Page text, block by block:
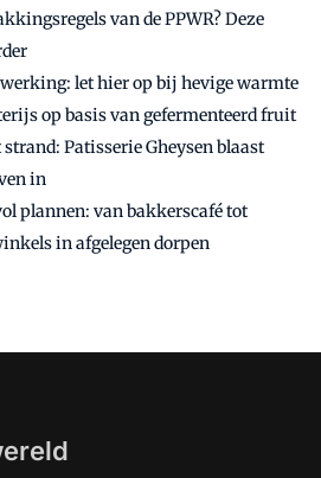
van de PPWR? Deze
let hier op bij hevige warmte
op basis van gefermenteerd fruit
Patisserie Gheysen blaast
in
plannen: van bakkerscafé tot
in afgelegen dorpen